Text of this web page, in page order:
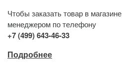
Чтобы заказать товар в
менеджером по телефону
+7 (499) 643-46-33
Подробнее